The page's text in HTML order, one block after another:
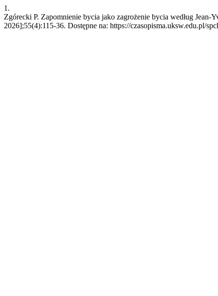
1.
Zgórecki P. Zapomnienie bycia jako zagrożenie bycia według
2026];55(4):115-36. Dostępne na: https://czasopisma.uksw.edu.pl/